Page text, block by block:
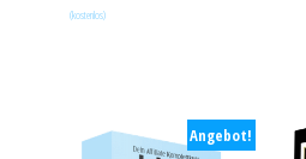
(kostenlos)
Angebot!